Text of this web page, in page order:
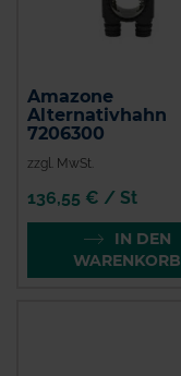
Amazone
Alternativhahn
7206300
zzgl. MwSt.
136,55 € / St
IN DEN
WARENKORB